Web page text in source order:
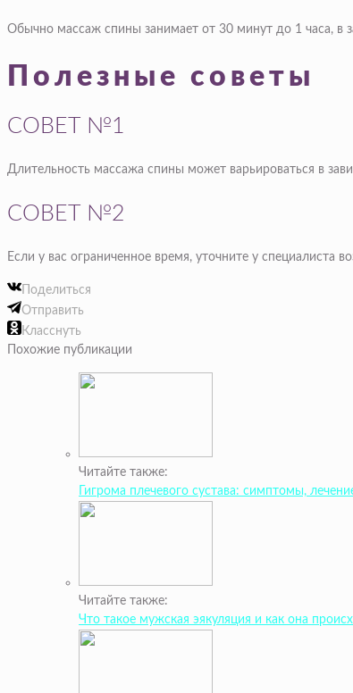
Обычно массаж спины занимает от 30 минут до 1 часа, в
Полезные советы
СОВЕТ №1
Длительность массажа спины может варьироваться в
СОВЕТ №2
Если у вас ограниченное время, уточните у
Поделиться
Отправить
Класснуть
Похожие публикации
Читайте также:
Гигрома плечевого сустава: симптомы,
Читайте также:
Что такое мужская эякуляция и как она